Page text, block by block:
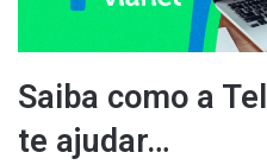
m
l
Saiba como a
te ajudar…